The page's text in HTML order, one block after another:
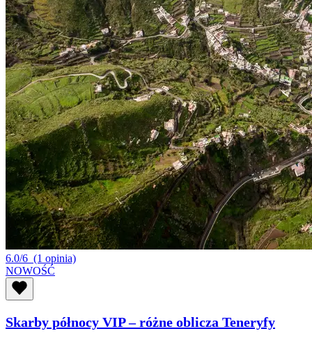
6.0/6 (1 opinia)
NOWOŚĆ
Skarby północy VIP – różne oblicza Teneryfy